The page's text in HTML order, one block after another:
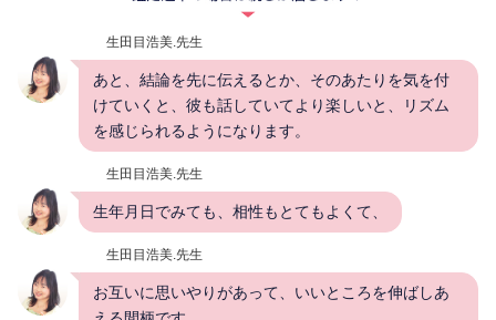
生田目浩美.先生
あと、結論を先に伝えるとか、そのあたりを気を付
けていくと、彼も話していてより楽しいと、リズム
を感じられるようになります。
生田目浩美.先生
生年月日でみても、相性もとてもよくて、
生田目浩美.先生
お互いに思いやりがあって、いいところを伸ばしあ